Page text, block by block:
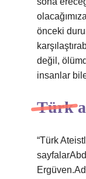
önceki
değil,
insanlar
Türk
“Türk